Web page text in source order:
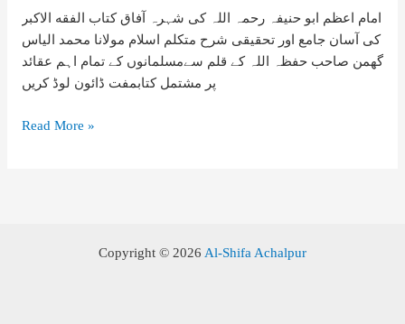
امام اعظم ابو حنیفہ رحمہ اللہ کی شہرہ آفاق کتاب الفقه الاکبر
کی آسان جامع اور تحقیقی شرح متکلم اسلام مولانا محمد الیاس
گھمن صاحب حفظہ اللہ کے قلم سےمسلمانوں کے تمام اہم عقائد
پر مشتمل کتابمفت ڈائون لوڈ کریں
شرح
Read More »
Copyright © 2026 Al-Shifa Achalpur